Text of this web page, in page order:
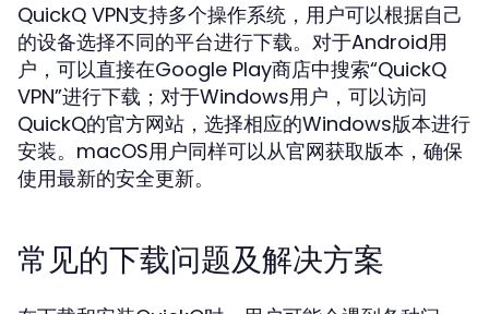
QuickQ VPN支持多个操作系统，用户可以根据自己
的设备选择不同的平台进行下载。对于Android用
户，可以直接在Google Play商店中搜索“QuickQ
VPN”进行下载；对于Windows用户，可以访问
QuickQ的官方网站，选择相应的Windows版本进行
安装。macOS用户同样可以从官网获取版本，确保
使用最新的安全更新。
常见的下载问题及解决方案